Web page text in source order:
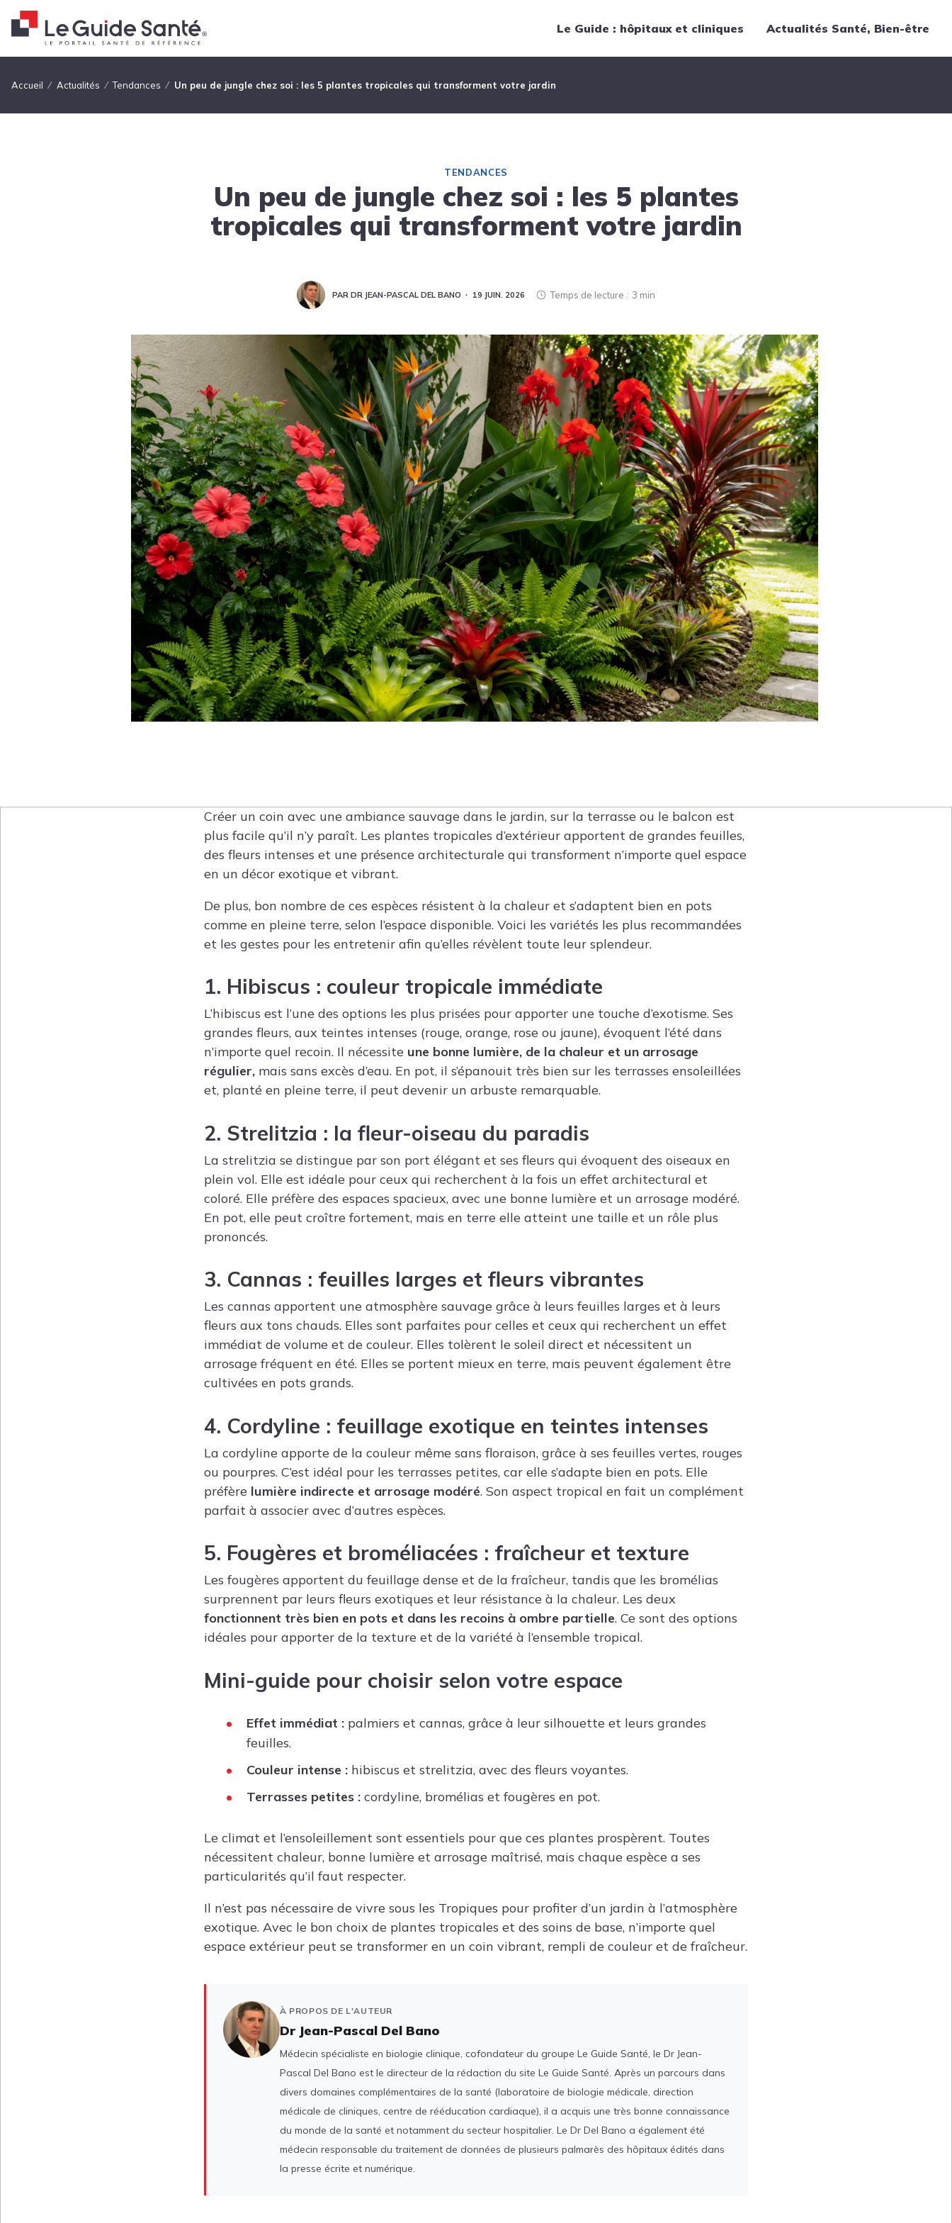
Le Guide : hôpitaux et cliniques Actualités Santé, Bien-être
Medical News in English
Fil d'Ariane
Accueil Actualités Tendances Un peu de jungle chez soi : les 5 plantes tropicales qui transforment votre jardin
TENDANCES
Un peu de jungle chez soi : les 5 plantes
tropicales qui transforment votre jardin
PAR DR JEAN-PASCAL DEL BANO 19 JUIN. 2026 Temps de lecture 3 min
Créer un coin avec une ambiance sauvage dans le jardin, sur la terrasse ou le balcon est
plus facile qu’il n’y paraît. Les plantes tropicales d’extérieur apportent de grandes feuilles,
des fleurs intenses et une présence architecturale qui transforment n’importe quel espace
en un décor exotique et vibrant.
De plus, bon nombre de ces espèces résistent à la chaleur et s’adaptent bien en pots
comme en pleine terre, selon l’espace disponible. Voici les variétés les plus recommandées
et les gestes pour les entretenir afin qu’elles révèlent toute leur splendeur.
1. Hibiscus : couleur tropicale immédiate
L’hibiscus est l’une des options les plus prisées pour apporter une touche d’exotisme. Ses
grandes fleurs, aux teintes intenses (rouge, orange, rose ou jaune), évoquent l’été dans
n’importe quel recoin. Il nécessite une bonne lumière, de la chaleur et un arrosage
régulier, mais sans excès d’eau. En pot, il s’épanouit très bien sur les terrasses ensoleillées
et, planté en pleine terre, il peut devenir un arbuste remarquable.
2. Strelitzia : la fleur-oiseau du paradis
La strelitzia se distingue par son port élégant et ses fleurs qui évoquent des oiseaux en
plein vol. Elle est idéale pour ceux qui recherchent à la fois un effet architectural et
coloré. Elle préfère des espaces spacieux, avec une bonne lumière et un arrosage modéré.
En pot, elle peut croître fortement, mais en terre elle atteint une taille et un rôle plus
prononcés.
3. Cannas : feuilles larges et fleurs vibrantes
Les cannas apportent une atmosphère sauvage grâce à leurs feuilles larges et à leurs
fleurs aux tons chauds. Elles sont parfaites pour celles et ceux qui recherchent un effet
immédiat de volume et de couleur. Elles tolèrent le soleil direct et nécessitent un
arrosage fréquent en été. Elles se portent mieux en terre, mais peuvent également être
cultivées en pots grands.
4. Cordyline : feuillage exotique en teintes intenses
La cordyline apporte de la couleur même sans floraison, grâce à ses feuilles vertes, rouges
ou pourpres. C’est idéal pour les terrasses petites, car elle s’adapte bien en pots. Elle
préfère lumière indirecte et arrosage modéré. Son aspect tropical en fait un complément
parfait à associer avec d’autres espèces.
5. Fougères et broméliacées : fraîcheur et texture
Les fougères apportent du feuillage dense et de la fraîcheur, tandis que les bromélias
surprennent par leurs fleurs exotiques et leur résistance à la chaleur. Les deux
fonctionnent très bien en pots et dans les recoins à ombre partielle. Ce sont des options
idéales pour apporter de la texture et de la variété à l’ensemble tropical.
Mini-guide pour choisir selon votre espace
Effet immédiat : palmiers et cannas, grâce à leur silhouette et leurs grandes
feuilles.
Couleur intense : hibiscus et strelitzia, avec des fleurs voyantes.
Terrasses petites : cordyline, bromélias et fougères en pot.
Le climat et l’ensoleillement sont essentiels pour que ces plantes prospèrent. Toutes
nécessitent chaleur, bonne lumière et arrosage maîtrisé, mais chaque espèce a ses
particularités qu’il faut respecter.
Il n’est pas nécessaire de vivre sous les Tropiques pour profiter d’un jardin à l’atmosphère
exotique. Avec le bon choix de plantes tropicales et des soins de base, n’importe quel
espace extérieur peut se transformer en un coin vibrant, rempli de couleur et de fraîcheur.
À PROPOS DE L'AUTEUR
Dr Jean-Pascal Del Bano
Médecin spécialiste en biologie clinique, cofondateur du groupe Le Guide Santé, le Dr Jean-
Pascal Del Bano est le directeur de la rédaction du site Le Guide Santé. Après un parcours dans
divers domaines complémentaires de la santé (laboratoire de biologie médicale, direction
médicale de cliniques, centre de rééducation cardiaque), il a acquis une très bonne connaissance
du monde de la santé et notamment du secteur hospitalier. Le Dr Del Bano a également été
médecin responsable du traitement de données de plusieurs palmarès des hôpitaux édités dans
la presse écrite et numérique.